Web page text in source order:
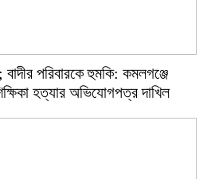
পরিবারকে হুমকি: কমলগঞ্জে
হত্যার অভিযোগপত্র দাখিল